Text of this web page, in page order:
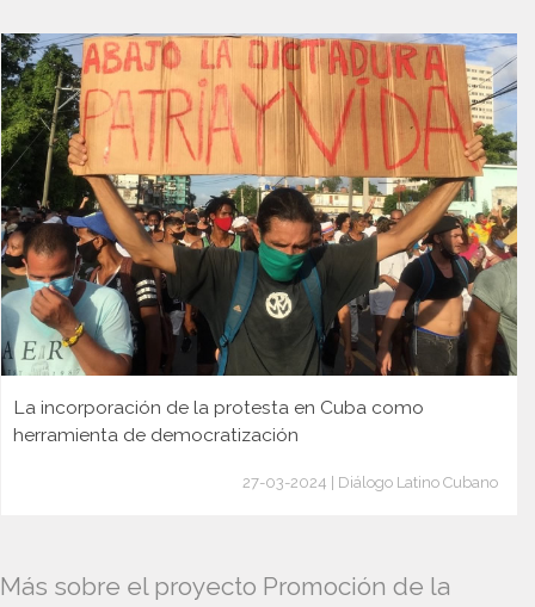
La incorporación de la protesta en Cuba como
herramienta de democratización
27-03-2024 | Diálogo Latino Cubano
Más sobre el proyecto Promoción de la